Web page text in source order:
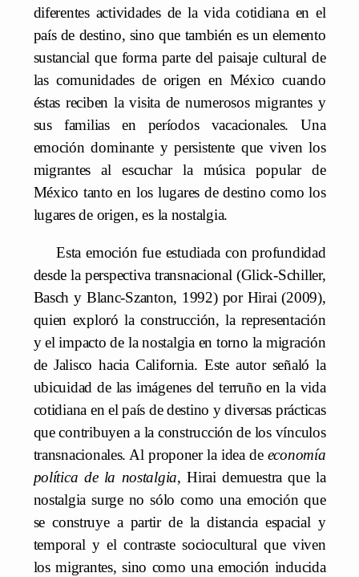
diferentes actividades de la vida cotidiana en el
país de destino, sino que también es un elemento
sustancial que forma parte del paisaje cultural de
las comunidades de origen en México cuando
éstas reciben la visita de numerosos migrantes y
sus familias en períodos vacacionales. Una
emoción dominante y persistente que viven los
migrantes al escuchar la música popular de
México tanto en los lugares de destino como los
lugares de origen, es la nostalgia.
Esta emoción fue estudiada con profundidad
desde la perspectiva transnacional (Glick-Schiller,
Basch y Blanc-Szanton, 1992) por Hirai (2009),
quien exploró la construcción, la representación
y el impacto de la nostalgia en torno la migración
de Jalisco hacia California. Este autor señaló la
ubicuidad de las imágenes del terruño en la vida
cotidiana en el país de destino y diversas prácticas
que contribuyen a la construcción de los vínculos
transnacionales. Al proponer la idea de economía
política de la nostalgia, Hirai demuestra que la
nostalgia surge no sólo como una emoción que
se construye a partir de la distancia espacial y
temporal y el contraste sociocultural que viven
los migrantes, sino como una emoción inducida